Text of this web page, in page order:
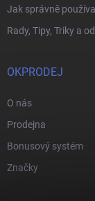
Jak správně
Rady, Tipy, Triky a
OKPRODEJ
O nás
Prodejna
Bonusový systém
Značky